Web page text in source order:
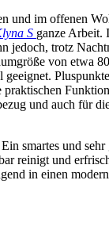
und im offenen
S ganze Arbeit.
jedoch, trotz
von etwa
geeignet.
und auch für
smartes und
reinigt und
in einen